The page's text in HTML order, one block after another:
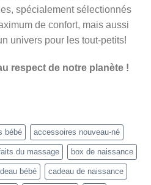
spécialement sélectionnés
de confort, mais aussi
univers pour les tout-petits!
respect de notre planète !
bébé accessoires nouveau-né
du massage box de naissance
bébé cadeau de naissance